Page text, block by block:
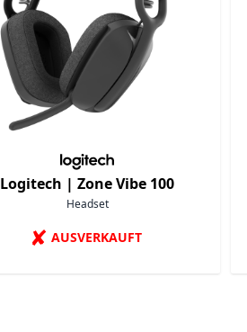
Logitech | Zone Vibe 100
Headset
✘ AUSVERKAUFT